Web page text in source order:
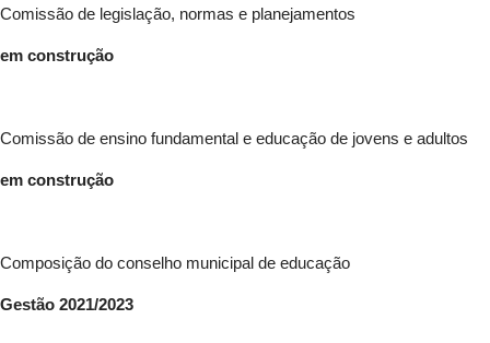
Comissão de legislação, normas e planejamentos
em construção
Comissão de ensino fundamental e educação de jovens e adultos
em construção
Composição do conselho municipal de educação
Gestão 2021/2023